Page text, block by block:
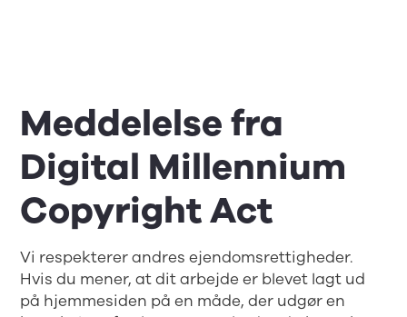
Meddelelse fra
Digital Millennium
Copyright Act
Vi respekterer andres ejendomsrettigheder.
Hvis du mener, at dit arbejde er blevet lagt ud
på hjemmesiden på en måde, der udgør en